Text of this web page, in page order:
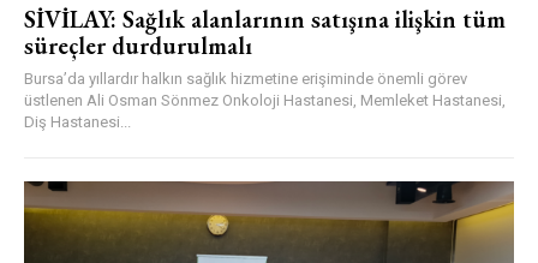
SİVİLAY: Sağlık alanlarının satışına ilişkin tüm
süreçler durdurulmalı
Bursa’da yıllardır halkın sağlık hizmetine erişiminde önemli görev
üstlenen Ali Osman Sönmez Onkoloji Hastanesi, Memleket Hastanesi,
Diş Hastanesi...